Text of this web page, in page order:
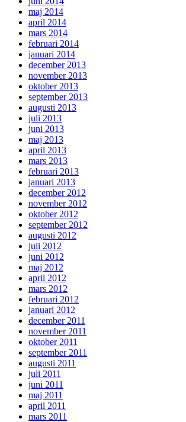
maj 2014
april 2014
mars 2014
februari 2014
januari 2014
december 2013
november 2013
oktober 2013
september 2013
augusti 2013
juli 2013
juni 2013
maj 2013
april 2013
mars 2013
februari 2013
januari 2013
december 2012
november 2012
oktober 2012
september 2012
augusti 2012
juli 2012
juni 2012
maj 2012
april 2012
mars 2012
februari 2012
januari 2012
december 2011
november 2011
oktober 2011
september 2011
augusti 2011
juli 2011
juni 2011
maj 2011
april 2011
mars 2011